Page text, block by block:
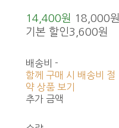
14,400원 18,000원
기본 할인3,600원
배송비 -
함께 구매 시 배송비 절
약 상품 보기
추가 금액